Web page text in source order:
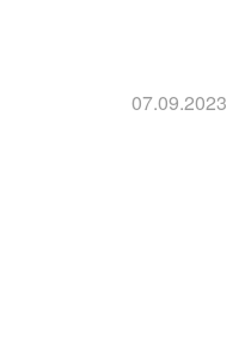
07.09.2023